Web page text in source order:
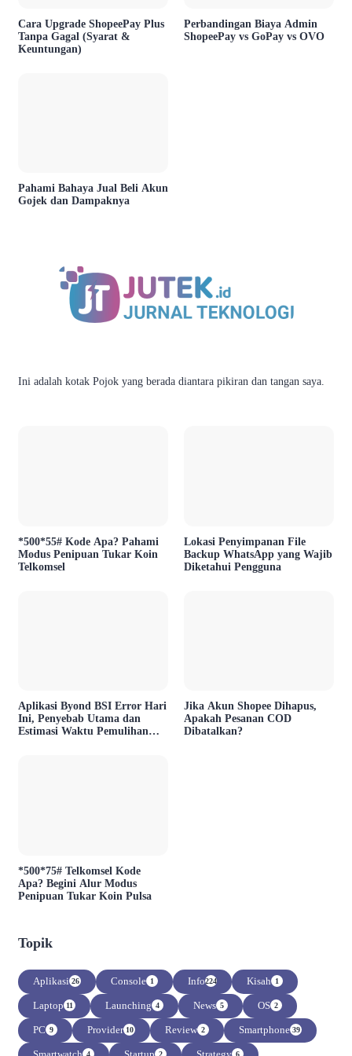
Cara Upgrade ShopeePay Plus
Tanpa Gagal (Syarat &
Keuntungan)
Perbandingan Biaya Admin
ShopeePay vs GoPay vs OVO
Pahami Bahaya Jual Beli Akun
Gojek dan Dampaknya
Ini adalah kotak Pojok yang berada diantara pikiran dan tangan saya.
*500*55# Kode Apa? Pahami
Modus Penipuan Tukar Koin
Telkomsel
Lokasi Penyimpanan File
Backup WhatsApp yang Wajib
Diketahui Pengguna
Aplikasi Byond BSI Error Hari
Ini, Penyebab Utama dan
Estimasi Waktu Pemulihan
Jika Akun Shopee Dihapus,
Apakah Pesanan COD
Dibatalkan?
*500*75# Telkomsel Kode
Apa? Begini Alur Modus
Penipuan Tukar Koin Pulsa
Topik
Aplikasi 26 Console 1 Info224 Kisah 1
Laptop 11 Launching 4 News 5 OS 2
PC 9 Provider 10 Review 2 Smartphone 39